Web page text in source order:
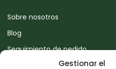
Gestionar el
Sobre nosotros
Blog
Seguimiento de pedido